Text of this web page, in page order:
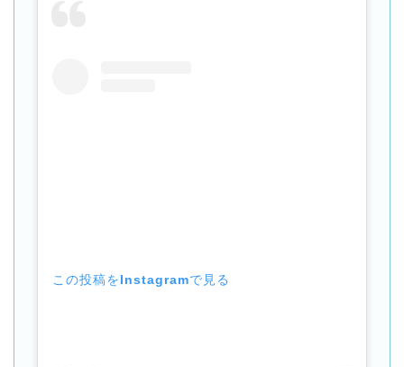
この投稿をInstagramで見る